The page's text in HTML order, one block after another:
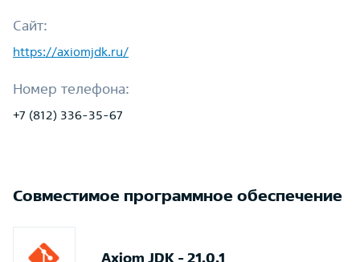
Сайт:
https://axiomjdk.ru/
Номер телефона:
+7 (812) 336-35-67
Совместимое программное обеспечение
Axiom JDK - 21.0.1